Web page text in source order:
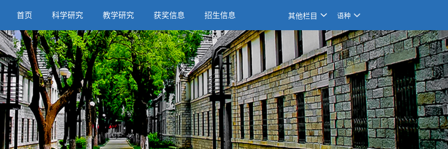
首页 科学研究 教学研究 获奖信息 招生信息 其他栏目 语种